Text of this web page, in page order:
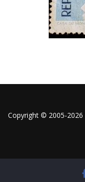
Copyright © 2005-